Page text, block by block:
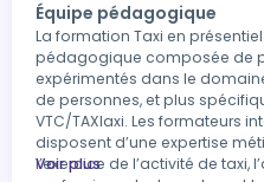
Équipe pédagogique
La formation Taxi en
pédagogique composée de
expérimentés dans le
de personnes, et plus
VTC/TAXIaxi. Les formateurs intervenant en présentiel
disposent d’une expertise
l’exercice de l’activité de
Voir plus